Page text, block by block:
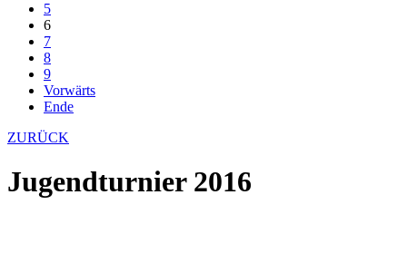
5
6
7
8
9
Vorwärts
Ende
ZURÜCK
Jugendturnier 2016